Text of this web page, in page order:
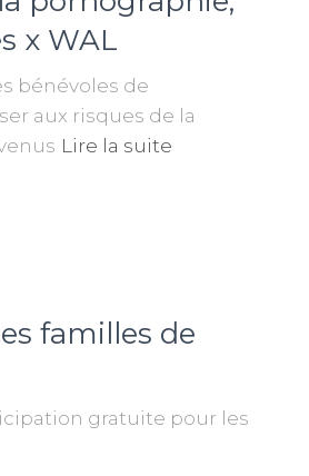
x WAL
bénévoles de
aux risques de la
Lire la suite
familles de
gratuite pour les